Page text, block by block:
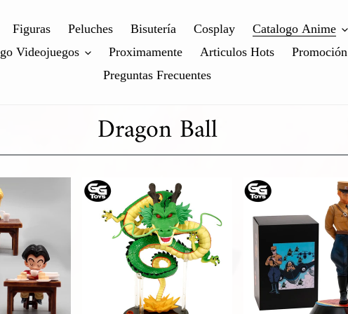
Figuras Peluches Bisutería Cosplay
Catalogo Anime
Videojuegos
Proximamente Articulos Hots
Promoción
Preguntas Frecuentes
Dragon Ball